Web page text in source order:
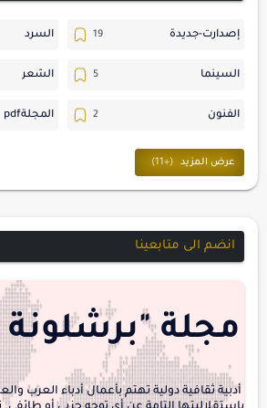
إصدارت-جديدة السرد
السينما الشعر
الفنون المجلةpdf
المسرح
حسن_يارتي حوارات
هايكو
interview
انضم الى متابعينا
مجلة "برشلونة
أدبية ثقافية دولية تهتم بأعمال أدباء العرب